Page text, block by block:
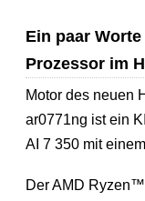
Ein paar
Prozessor im
Motor des neuen
ar0771ng ist ein
AI 7 350 mit
Der AMD